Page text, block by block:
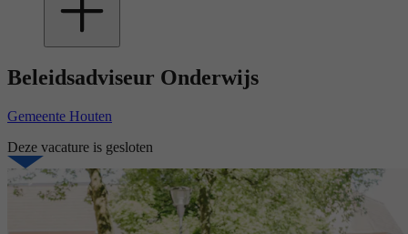
Beleidsadviseur Onderwijs
Gemeente Houten
Deze vacature is gesloten